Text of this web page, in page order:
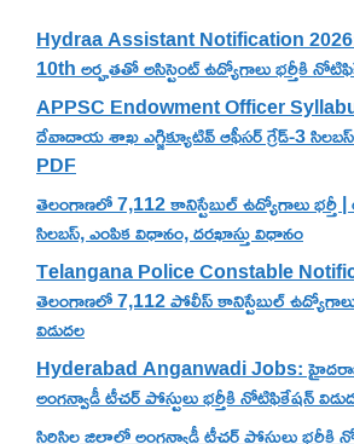
Hydraa Assistant Notification
10th అర్హతతో అసిస్టెంట్ ఉద్యోగాలు భర్తీకి
APPSC Endowment Officer
దేవాదాయ శాఖ ఎగ్జిక్యూటివ్ ఆఫీసర్ గ్రేడ్-3
PDF
తెలంగాణలో 7,112 కానిస్టేబుల్ ఉద్యోగాలు భర్తీ |
సిలబస్, ఎంపిక విధానం, దరఖాస్తు విధానం
Telangana Police Constable
తెలంగాణలో 7,112 పోలీస్ కానిస్టేబుల్
విడుదల
Hyderabad Anganwadi Jobs:
అంగన్వాడీ టీచర్ పోస్టులు భర్తీకి నోటిఫికేషన్
సిరిసిల్ల జిల్లాలో అంగన్వాడీ టీచర్ పోస్టులు